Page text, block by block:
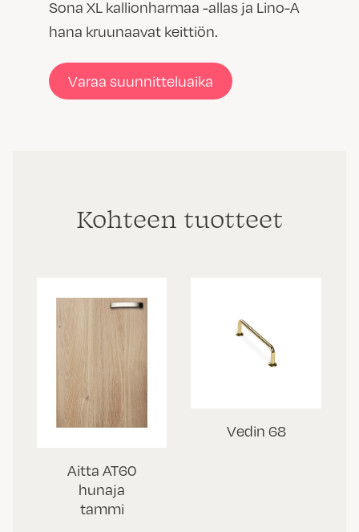
Sona XL kallionharmaa -allas ja Lino-A
hana kruunaavat keittiön.
Varaa suunnitteluaika
Kohteen tuotteet
Aitta AT60
hunaja
tammi
Vedin 68